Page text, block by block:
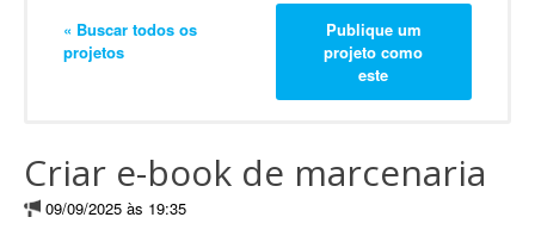
« Buscar todos os
projetos
Publique um
projeto como
este
Criar e-book de marcenaria
09/09/2025 às 19:35